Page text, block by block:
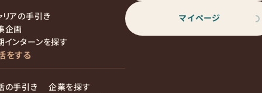
リアの手引き
企画
インターンを探す
をする
の手引き
企業を探す
マイページ